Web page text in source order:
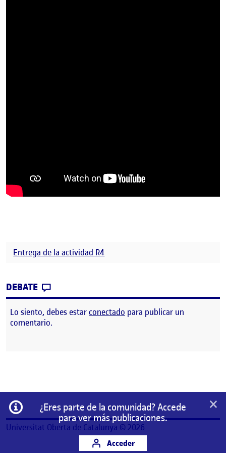
Entrega de la actividad R4
DEBATE
Lo siento, debes estarconectado para publicar un
comentario.
Información
¿Eres parte de la comunidad? Accede
para ver más publicaciones.
Acceder
×
Universitat Oberta de Catalunya © 2026